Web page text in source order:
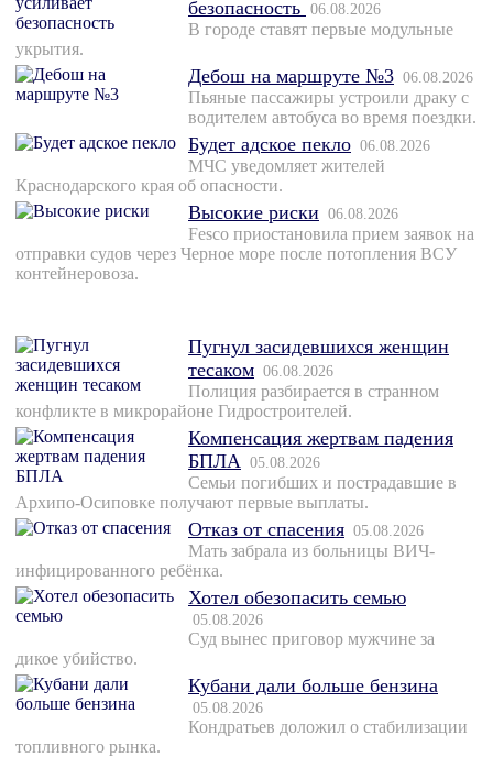
безопасность 06.08.2026
В городе ставят первые модульные
укрытия.
Дебош на маршруте №3 06.08.2026
Пьяные пассажиры устроили драку с
водителем автобуса во время поездки.
Будет адское пекло 06.08.2026
МЧС уведомляет жителей
Краснодарского края об опасности.
Высокие риски 06.08.2026
Fesco приостановила прием заявок на
отправки судов через Черное море после потопления ВСУ
контейнеровоза.
Пугнул засидевшихся женщин
тесаком 06.08.2026
Полиция разбирается в странном
конфликте в микрорайоне Гидростроителей.
Компенсация жертвам падения
БПЛА 05.08.2026
Семьи погибших и пострадавшие в
Архипо-Осиповке получают первые выплаты.
Отказ от спасения 05.08.2026
Мать забрала из больницы ВИЧ-
инфицированного ребёнка.
Хотел обезопасить семью
05.08.2026
Суд вынес приговор мужчине за
дикое убийство.
Кубани дали больше бензина
05.08.2026
Кондратьев доложил о стабилизации
топливного рынка.